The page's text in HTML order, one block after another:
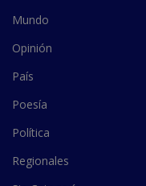
Mundo
Opinión
País
Poesía
Política
Regionales